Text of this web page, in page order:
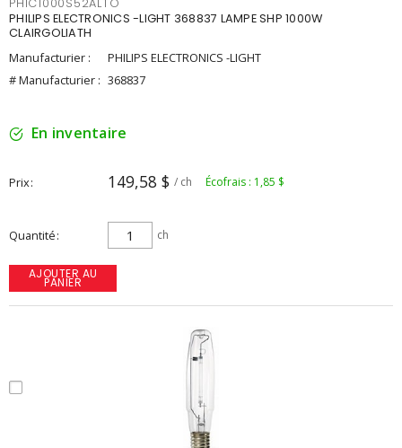
PHIC1000S52ALTO
PHILIPS ELECTRONICS -LIGHT 368837 LAMPE SHP 1000W
CLAIRGOLIATH
Manufacturier :
PHILIPS ELECTRONICS -LIGHT
# Manufacturier : 368837
En inventaire
Prix 149,58 $ / ch Écofrais : 1,85 $
Quantité ch
AJOUTER AU
PANIER